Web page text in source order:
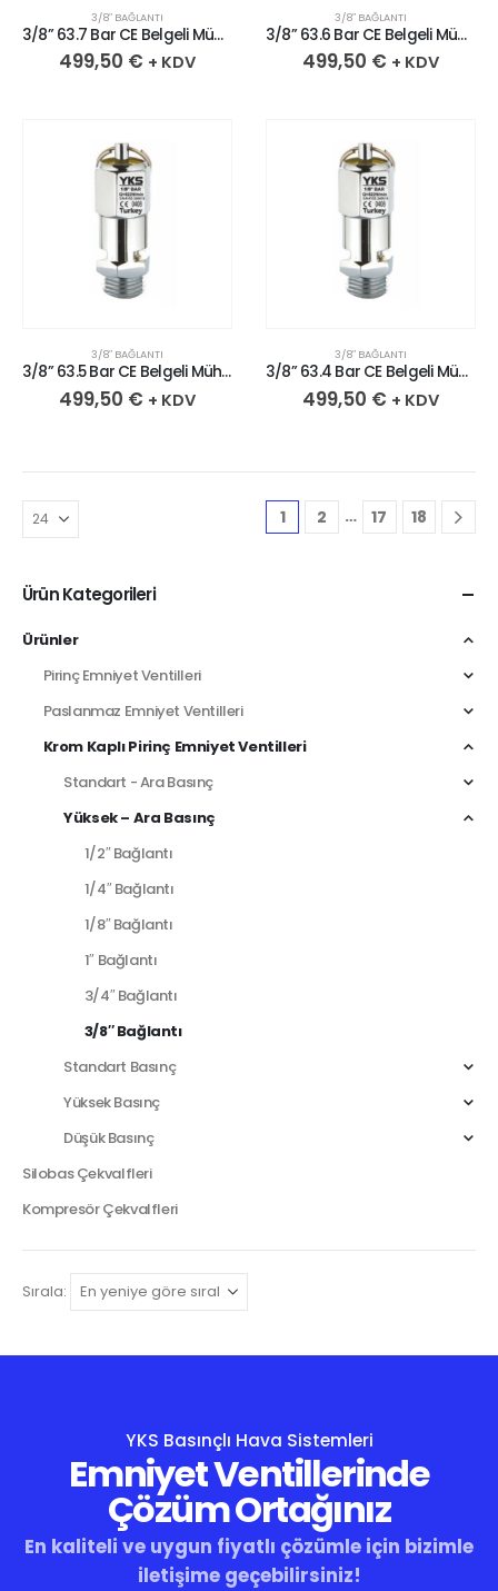
3/8″ BAĞLANTI
3/8” 63.7 Bar CE Belgeli Mühürlü Krom Kaplı Pirinç Emniyet Ventili
499,50 € + KDV
3/8″ BAĞLANTI
3/8” 63.6 Bar CE Belgeli Mühürlü Krom Kaplı Pirinç Emniyet Ventili
499,50 € + KDV
3/8″ BAĞLANTI
3/8” 63.5 Bar CE Belgeli Mühürlü Krom Kaplı Pirinç Emniyet Ventili
499,50 € + KDV
3/8″ BAĞLANTI
3/8” 63.4 Bar CE Belgeli Mühürlü Krom Kaplı Pirinç Emniyet Ventili
499,50 € + KDV
1 2 … 17 18
Ürün Kategorileri
Ürünler
Pirinç Emniyet Ventilleri
Paslanmaz Emniyet Ventilleri
Krom Kaplı Pirinç Emniyet Ventilleri
Standart - Ara Basınç
Yüksek – Ara Basınç
1/2″ Bağlantı
1/4″ Bağlantı
1/8″ Bağlantı
1″ Bağlantı
3/4″ Bağlantı
3/8″ Bağlantı
Standart Basınç
Yüksek Basınç
Düşük Basınç
Silobas Çekvalfleri
Kompresör Çekvalfleri
Sırala:
YKS Basınçlı Hava Sistemleri
Emniyet Ventillerinde
Çözüm Ortağınız
En kaliteli ve uygun fiyatlı çözümle için bizimle
iletişime geçebilirsiniz!